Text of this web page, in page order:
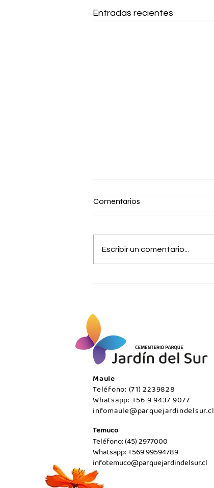
Entradas recientes
Comentarios
Escribir un comentario...
Maule
Teléfono: (71) 2239828
Whatsapp: +56 9 9437 9077
infomaule@parquejardindelsur.cl
Temuco
Teléfono: (45) 2977000
Whatsapp: +569 99594789
infotemuco@parquejardindelsur.cl